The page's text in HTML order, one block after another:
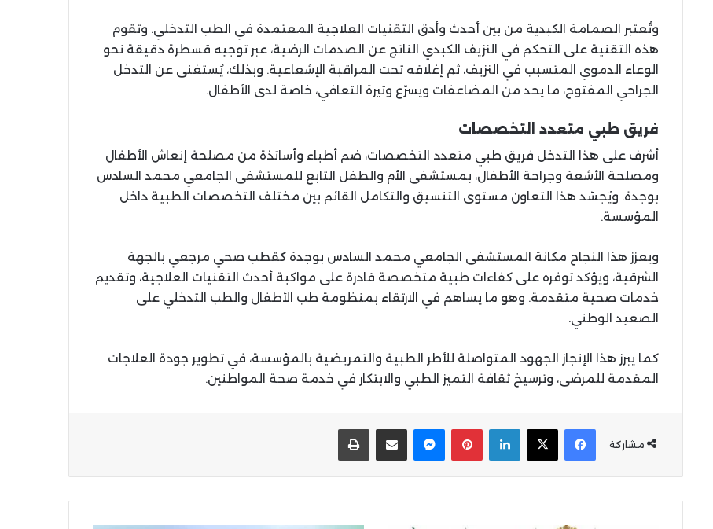
وتُعتبر الصمامة الكبدية من بين أحدث وأدق التقنيات العلاجية المعتمدة في الطب التدخلي. وتقوم
هذه التقنية على التحكم في النزيف الكبدي الناتج عن الصدمات الرضية، عبر توجيه قسطرة دقيقة نحو
الوعاء الدموي المتسبب في النزيف، ثم إغلاقه تحت المراقبة الإشعاعية. وبذلك، يُستغنى عن التدخل
الجراحي المفتوح، ما يحد من المضاعفات ويسرّع وتيرة التعافي، خاصة لدى الأطفال.
فريق طبي متعدد التخصصات
أشرف على هذا التدخل فريق طبي متعدد التخصصات، ضم أطباء وأساتذة من مصلحة إنعاش الأطفال
ومصلحة الأشعة وجراحة الأطفال، بمستشفى الأم والطفل التابع للمستشفى الجامعي محمد السادس
بوجدة. ويُجسّد هذا التعاون مستوى التنسيق والتكامل القائم بين مختلف التخصصات الطبية داخل
المؤسسة.
ويعزز هذا النجاح مكانة المستشفى الجامعي محمد السادس بوجدة كقطب صحي مرجعي بالجهة
الشرقية، ويؤكد توفره على كفاءات طبية متخصصة قادرة على مواكبة أحدث التقنيات العلاجية، وتقديم
خدمات صحية متقدمة. وهو ما يساهم في الارتقاء بمنظومة طب الأطفال والطب التدخلي على
الصعيد الوطني.
كما يبرز هذا الإنجاز الجهود المتواصلة للأطر الطبية والتمريضية بالمؤسسة، في تطوير جودة العلاجات
المقدمة للمرضى، وترسيخ ثقافة التميز الطبي والابتكار في خدمة صحة المواطنين.
مشاركة
Facebook
X
LinkedIn
Pinterest
Messengerالمشاركة عبر البريد الإلكترونياطبعها